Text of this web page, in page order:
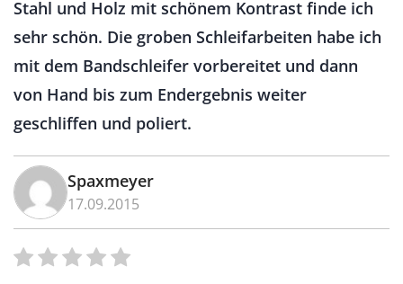
Stahl und Holz mit schönem Kontrast finde ich
sehr schön. Die groben Schleifarbeiten habe ich
mit dem Bandschleifer vorbereitet und dann
von Hand bis zum Endergebnis weiter
geschliffen und poliert.
Spaxmeyer
17.09.2015